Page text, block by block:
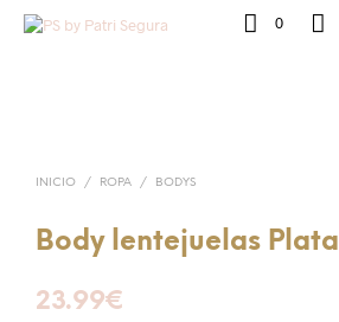
0
INICIO / ROPA / BODYS
Body lentejuelas Plata
23.99€